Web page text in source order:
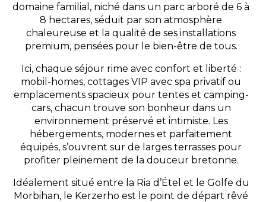
domaine familial, niché dans un parc arboré de 6 à
8 hectares, séduit par son atmosphère
chaleureuse et la qualité de ses installations
premium, pensées pour le bien-être de tous.
Ici, chaque séjour rime avec confort et liberté :
mobil-homes, cottages VIP avec spa privatif ou
emplacements spacieux pour tentes et camping-
cars, chacun trouve son bonheur dans un
environnement préservé et intimiste. Les
hébergements, modernes et parfaitement
équipés, s’ouvrent sur de larges terrasses pour
profiter pleinement de la douceur bretonne.
Idéalement situé entre la Ria d’Étel et le Golfe du
Morbihan, le Kerzerho est le point de départ rêvé